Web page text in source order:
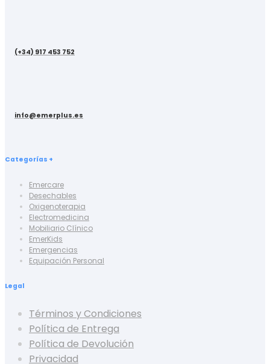
(+34) 917 453 752
info@emerplus.es
Categorías +
Emercare
Desechables
Oxigenoterapia
Electromedicina
Mobiliario Clínico
EmerKids
Emergencias
Equipación Personal
Legal
Términos y Condiciones
Política de Entrega
Política de Devolución
Privacidad